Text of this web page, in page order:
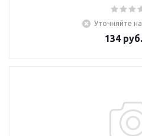
Уточняйте
134 руб.